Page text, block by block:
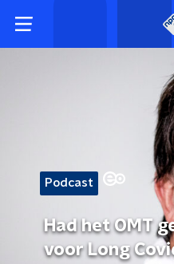
Podcast
Had het OMT
voor Long